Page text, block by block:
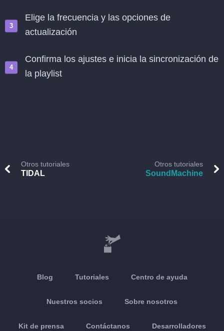
Elige la frecuencia y las opciones de
actualización
Confirma los ajustes e inicia la sincronización de
la playlist
Otros tutoriales
TIDAL
Otros tutoriales
SoundMachine
Blog Tutoriales Centro de ayuda
Nuestros socios Sobre nosotros
Kit de prensa Contáctanos Desarrolladores